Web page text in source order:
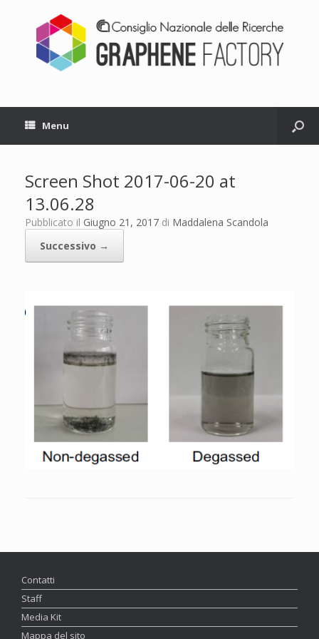
Menu
Screen Shot 2017-06-20 at
13.06.28
Pubblicato il Giugno 21, 2017 di Maddalena Scandola
Successivo →
Contatti
Staff
Media Kit
Mappa del sito